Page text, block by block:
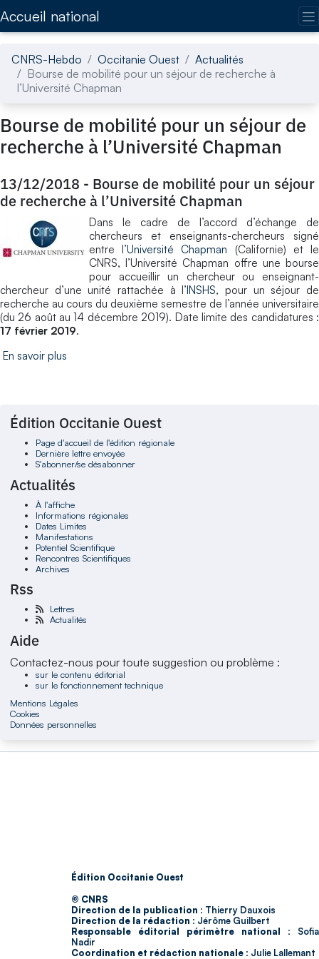
Accueil national
CNRS-Hebdo Occitanie Ouest
Actualités
Bourse de mobilité pour un séjour de recherche à
l’Université Chapman
Bourse de mobilité pour un séjour de
recherche à l’Université Chapman
13/12/2018 - Bourse de mobilité pour un séjour
de recherche à l’Université Chapman
Dans le cadre de l’accord d’échange de
chercheurs et enseignants-chercheurs signé
entre l’Université Chapman (Californie) et le
CNRS, l’Université Chapman offre une bourse
pour accueillir un chercheur ou enseignant-
chercheur d’une unité rattachée à l’INSHS, pour un séjour de
recherche au cours du deuxième semestre de l’année universitaire
(du 26 août au 14 décembre 2019). Date limite des candidatures :
17 février 2019.
En savoir plus
Édition Occitanie Ouest
Page d'accueil de l'édition régionale
Dernière lettre envoyée
S'abonner/se désabonner
Actualités
À l'affiche
Informations régionales
Dates Limites
Manifestations
Potentiel Scientifique
Rencontres Scientifiques
Archives
Rss
Lettres
Actualités
Aide
Contactez-nous pour toute suggestion ou problème :
sur le contenu éditorial
sur le fonctionnement technique
Mentions Légales
Cookies
Données personnelles
Édition Occitanie Ouest
© CNRS
Direction de la publication : Thierry Dauxois
Direction de la rédaction : Jérôme Guilbert
Responsable éditorial périmètre national : Sofia
Nadir
Coordination et rédaction nationale : Julie Lallemant